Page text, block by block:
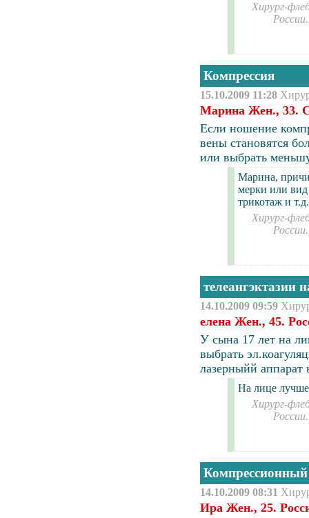
Хирург-
Компрессия
15.10.2009 11:28
Марина Жен., 33.
Если ношение
вены становятся
или выбрать
Марина,
мерки или вид
трикотаж и т.д.
Хирург-
телеангэктазии
14.10.2009 09:59
елена Жен., 45.
У сына 17 лет на
выбрать
лазерныйй аппарат
На лице лучше
Хирург-
14.10.2009 08:31
Ира Жен., 25.